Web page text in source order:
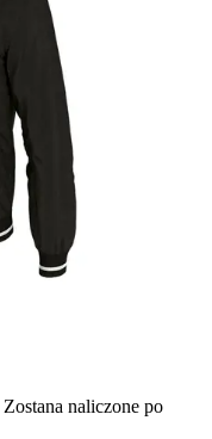
Zostana naliczone po